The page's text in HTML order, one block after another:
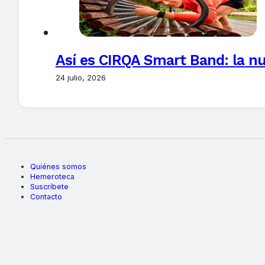
Así es CIRQA Smart Band: la
24 julio, 2026
Quiénes somos
Hemeroteca
Suscríbete
Contacto